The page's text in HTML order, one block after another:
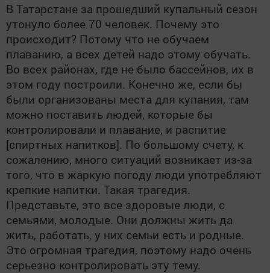
В Татарстане за прошедший купальный сезон
утонуло более 70 человек. Почему это
происходит? Потому что не обучаем
плаванию, а всех детей надо этому обучать.
Во всех районах, где не было бассейнов, их в
этом году построили. Конечно же, если бы
были организованы места для купания, там
можно поставить людей, которые бы
контролировали и плавание, и распитие
[спиртных напитков]. По большому счету, к
сожалению, много ситуаций возникает из-за
того, что в жаркую погоду люди употребляют
крепкие напитки. Такая трагедия.
Представьте, это все здоровые люди, с
семьями, молодые. Они должны жить да
жить, работать, у них семьи есть и родные.
Это огромная трагедия, поэтому надо очень
серьезно контролировать эту тему.